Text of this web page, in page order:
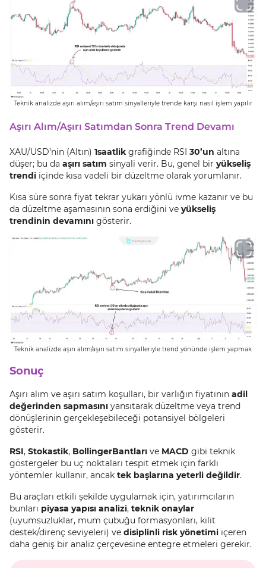
Teknik analizde aşırı alım/aşırı satım sinyalleriyle trende karşı nasıl işlem yapılır
Aşırı Alım/Aşırı Satımdan Sonra Trend Devamı
XAU/USD’nin (Altın) 1saatlik grafiğinde RSI 30’un altına
düşer; bu da aşırı satım sinyali verir. Bu, genel bir yükseliş
trendi içinde kısa vadeli bir düzeltme olarak yorumlanır.
Kısa süre sonra fiyat tekrar yukarı yönlü ivme kazanır ve bu
da düzeltme aşamasının sona erdiğini ve yükseliş
trendinin devamını gösterir.
Teknik analizde aşırı alım/aşırı satım sinyalleriyle trend yönünde işlem yapmak
Sonuç
Aşırı alım ve aşırı satım koşulları, bir varlığın fiyatının adil
değerinden sapmasını yansıtarak düzeltme veya trend
dönüşlerinin gerçekleşebileceği potansiyel bölgeleri
gösterir.
RSI, Stokastik, BollingerBantları ve MACD gibi teknik
göstergeler bu uç noktaları tespit etmek için farklı
yöntemler kullanır, ancak tek başlarına yeterli değildir.
Bu araçları etkili şekilde uygulamak için, yatırımcıların
bunları piyasa yapısı analizi, teknik onaylar
(uyumsuzluklar, mum çubuğu formasyonları, kilit
destek/direnç seviyeleri) ve disiplinli risk yönetimi içeren
daha geniş bir analiz çerçevesine entegre etmeleri gerekir.